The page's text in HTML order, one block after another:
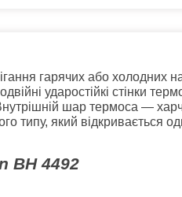
гарячих або холодних
ударостійкі стінки
шар термоса —
типу, який відкривається
BH 4492